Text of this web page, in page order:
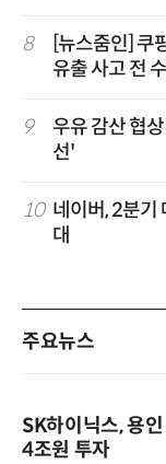
8
[뉴스줌인] 쿠
유출 사고 전
9
우유 감산 협
선'
10 네이버, 2분
대
주요뉴스
SK하이닉스, 용
4조원 투자